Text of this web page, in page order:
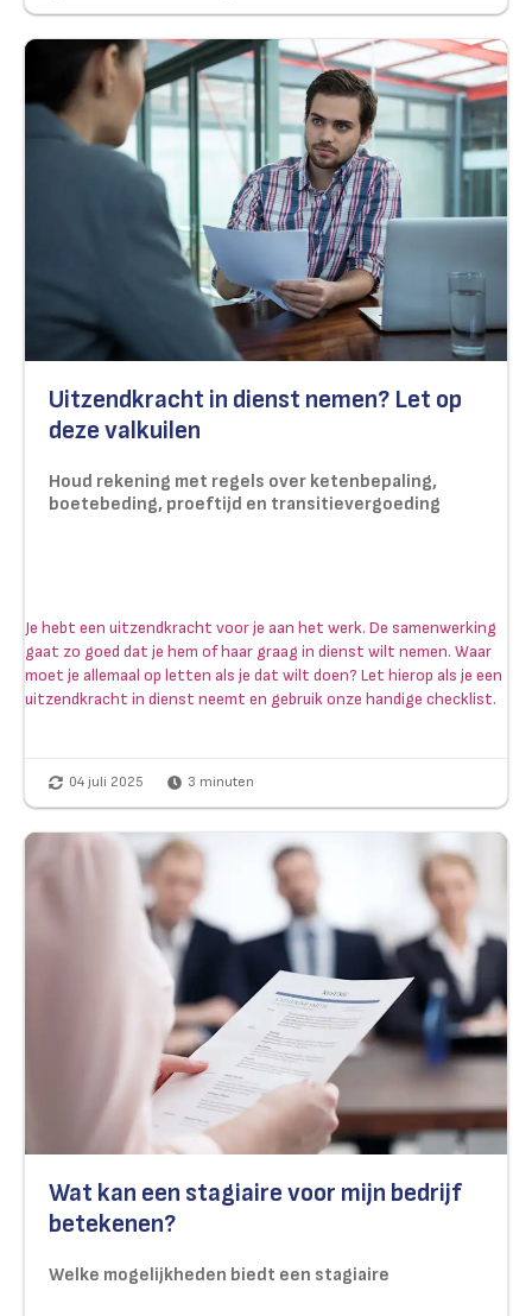
Uitzendkracht in dienst nemen? Let op
deze valkuilen
Houd rekening met regels over ketenbepaling,
boetebeding, proeftijd en transitievergoeding
Je hebt een uitzendkracht voor je aan het werk. De samenwerking
gaat zo goed dat je hem of haar graag in dienst wilt nemen. Waar
moet je allemaal op letten als je dat wilt doen? Let hierop als je een
uitzendkracht in dienst neemt en gebruik onze handige checklist.
04 juli 2025 3 minuten
Wat kan een stagiaire voor mijn bedrijf
betekenen?
Welke mogelijkheden biedt een stagiaire